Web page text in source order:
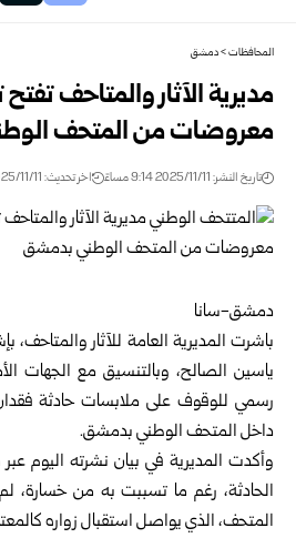
المحافظات>دمشق
مديرية الآثار والمتاحف
معروضات من المتحف
تاريخ النشر: 2025/11/11 9:14 مساءً اخر تحديث: 2025/11/11 9:42 مساءً
دمشق-سانا
باشرت المديرية العامة للآثار والمتاحف،
ياسين الصالح، وبالتنسيق مع الجهات
رسمي للوقوف على ملابسات حادثة
داخل المتحف الوطني بدمشق.
وأكدت المديرية في بيان نشرته اليوم
الحادثة، رغم ما تسببت به من خسارة،
المتحف، الذي يواصل استقبال زواره